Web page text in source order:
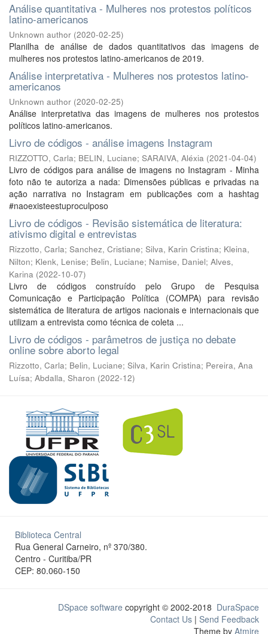
Análise quantitativa - Mulheres nos protestos políticos
latino-americanos
Unknown author (2020-02-25)
Planilha de análise de dados quantitativos das imagens de
mulheres nos protestos latino-americanos de 2019.
Análise interpretativa - Mulheres nos protestos latino-
americanos
Unknown author (2020-02-25)
Análise interpretativa das imagens de mulheres nos protestos
políticos latino-americanos.
Livro de códigos - análise imagens Instagram
RIZZOTTO, Carla; BELIN, Luciane; SARAIVA, Aléxia (2021-04-04)
Livro de códigos para análise de imagens no Instagram - Minha
foto não te autoriza a nada: Dimensões públicas e privadas na
ação narrativa no Instagram em publicações com a hashtag
#naoexisteestuproculposo
Livro de códigos - Revisão sistemática de literatura:
ativismo digital e entrevistas
Rizzotto, Carla; Sanchez, Cristiane; Silva, Karin Cristina; Kleina,
Nilton; Klenk, Lenise; Belin, Luciane; Namise, Daniel; Alves,
Karina (2022-10-07)
Livro de códigos construído pelo Grupo de Pesquisa
Comunicação e Participação Política (COMPA) para revisão
sistemática de literatura de artigos nacionais e internacionais que
utilizam a entrevista como técnica de coleta ...
Livro de códigos - parâmetros de justiça no debate
online sobre aborto legal
Rizzotto, Carla; Belin, Luciane; Silva, Karin Cristina; Pereira, Ana
Luísa; Abdalla, Sharon (2022-12)
Biblioteca Central
Rua General Carneiro, nº 370/380.
Centro - Curitiba/PR
CEP: 80.060-150
DSpace software copyright © 2002-2018 DuraSpace
Contact Us | Send Feedback
Theme by Atmire